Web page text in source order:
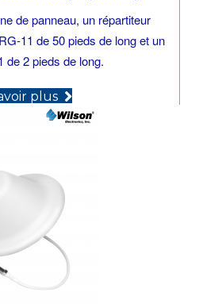
de panneau, un répartiteur
11 de 50 pieds de long et un
de 2 pieds de long.
plus (opens in new tab)